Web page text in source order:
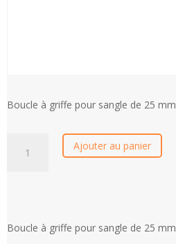
Boucle à griffe pour sangle de 25 mm
Ajouter au panier
Boucle à griffe pour sangle de 25 mm